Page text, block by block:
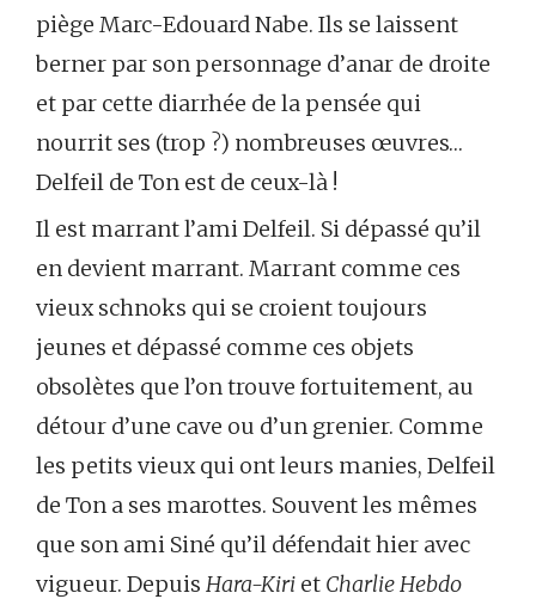
piège Marc-Edouard Nabe. Ils se laissent
berner par son personnage d’anar de droite
et par cette diarrhée de la pensée qui
nourrit ses (trop ?) nombreuses œuvres…
Delfeil de Ton est de ceux-là !
Il est marrant l’ami Delfeil. Si dépassé qu’il
en devient marrant. Marrant comme ces
vieux schnoks qui se croient toujours
jeunes et dépassé comme ces objets
obsolètes que l’on trouve fortuitement, au
détour d’une cave ou d’un grenier. Comme
les petits vieux qui ont leurs manies, Delfeil
de Ton a ses marottes. Souvent les mêmes
que son ami Siné qu’il défendait hier avec
vigueur. Depuis Hara-Kiri et Charlie Hebdo